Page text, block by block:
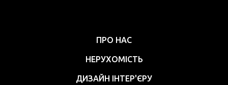
ПРО НАС
НЕРУХОМІСТЬ
ДИЗАЙН ІНТЕР'ЄРУ